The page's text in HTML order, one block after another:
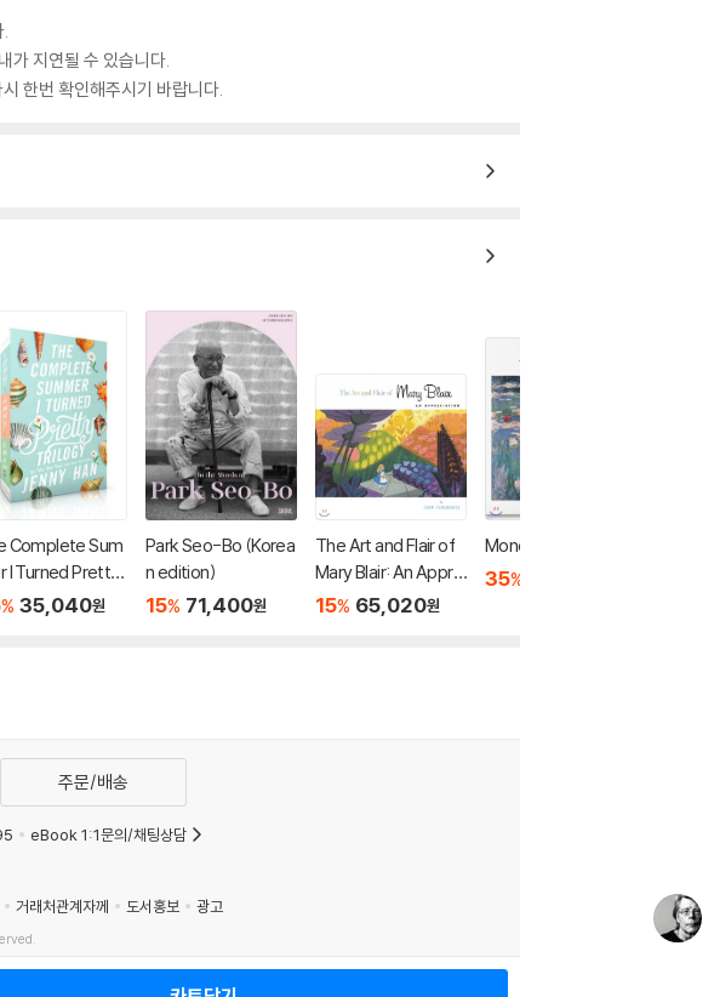
가 지연될 수 있습니다.
한번 확인해주시기 바랍니다.
Complete Sum
I Turned Pretty
(Boxed Set)
% 35,040원
Park Seo-Bo (Korea
n edition)
15% 71,400원
The Art and Flair of
Mary Blair: An Appre
ciation
15% 65,020원
Monet
35%
주문/배송
eBook 1:1문의/채팅상담
거래처관계자께 도서홍보 광고